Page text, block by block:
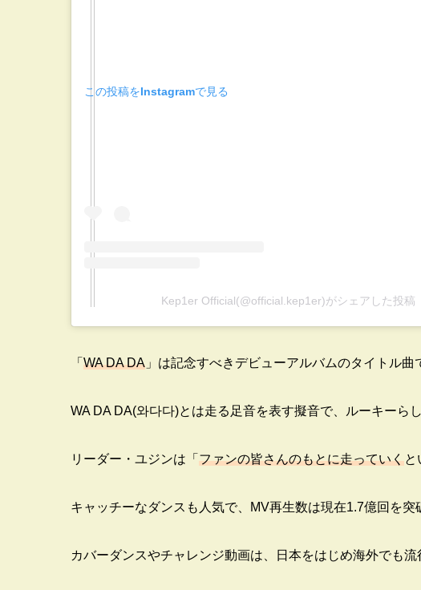
この投稿をInstagramで見る
Kep1er Official(@official.kep1er)がシェアした投稿
「 WA DA DA 」は記念すべきデビューアルバムのタイトル曲
WA DA DA(와다다)とは走る足音を表す擬音で、ルーキーら
リーダー・ユジンは「 ファンの皆さんのもとに走っていくと
キャッチーなダンスも人気で、MV再生数は現在1.7億回を突
カバーダンスやチャレンジ動画は、日本をはじめ海外でも流